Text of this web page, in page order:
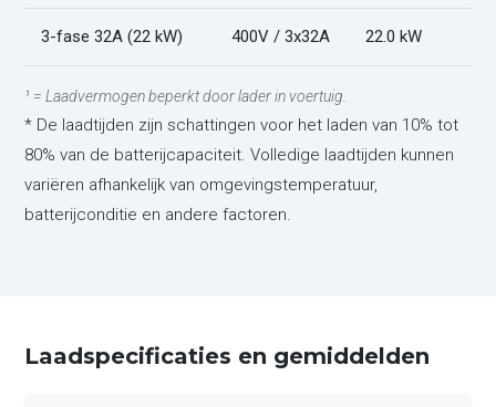
3-fase 32A (22 kW) 400V / 3x32A 22.0 kW
¹ = Laadvermogen beperkt door lader in voertuig.
* De laadtijden zijn schattingen voor het laden van 10% tot
80% van de batterijcapaciteit. Volledige laadtijden kunnen
variëren afhankelijk van omgevingstemperatuur,
batterijconditie en andere factoren.
Laadspecificaties en gemiddelden